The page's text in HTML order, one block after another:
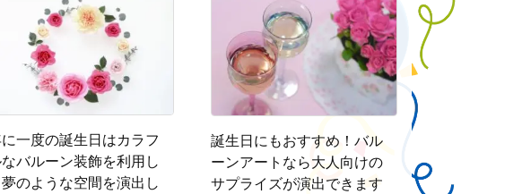
一度の誕生日はカラフ
バルーン装飾を利用し
のような空間を演出し
誕生日にもおすすめ！バル
ーンアートなら大人向けの
サプライズが演出できます